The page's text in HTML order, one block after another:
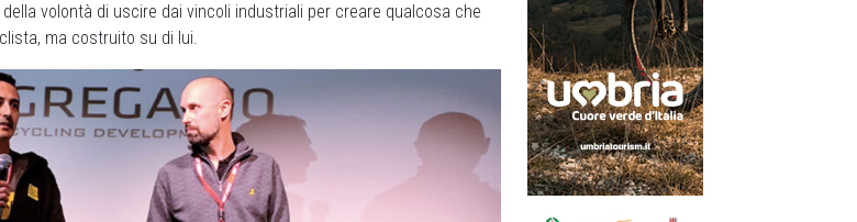
volontà di uscire dai vincoli industriali per creare qualcosa che
ma costruito su di lui.